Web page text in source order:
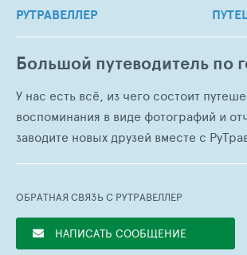
РУТРАВЕЛЛЕР
Большой путеводитель по
У нас есть всё, из чего состоит
воспоминания в виде фотографий и
заводите новых друзей вместе с
ОБРАТНАЯ СВЯЗЬ С РУТРАВЕЛЛЕР
НАПИСАТЬ СООБЩЕНИЕ